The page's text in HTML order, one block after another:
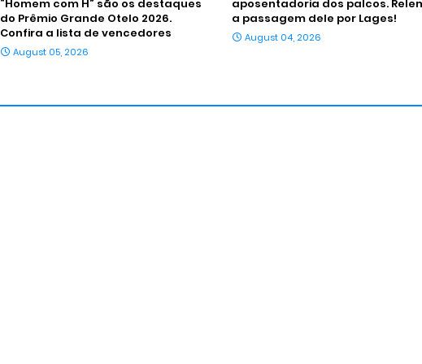
“Homem com H” são os destaques
do Prêmio Grande Otelo 2026.
Confira a lista de vencedores
August 05, 2026
aposentadoria dos palcos.
a passagem dele por Lages!
August 04, 2026